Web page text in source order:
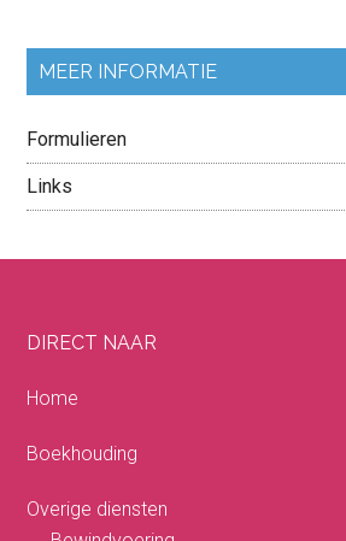
MEER INFORMATIE
Formulieren
Links
DIRECT NAAR
Home
Boekhouding
Overige diensten